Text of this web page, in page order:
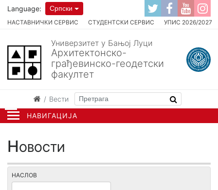
НАВИГАЦИЈА
НАСТАВНИЧКИ СЕРВИС СТУДЕНТСКИ СЕРВИС УПИС 2026/2027
Language: Српски
Универзитет у Бањој Луци
Архитектонско-
грађевинско-геодетски
факултет
Вести
Новости
НАСЛОВ